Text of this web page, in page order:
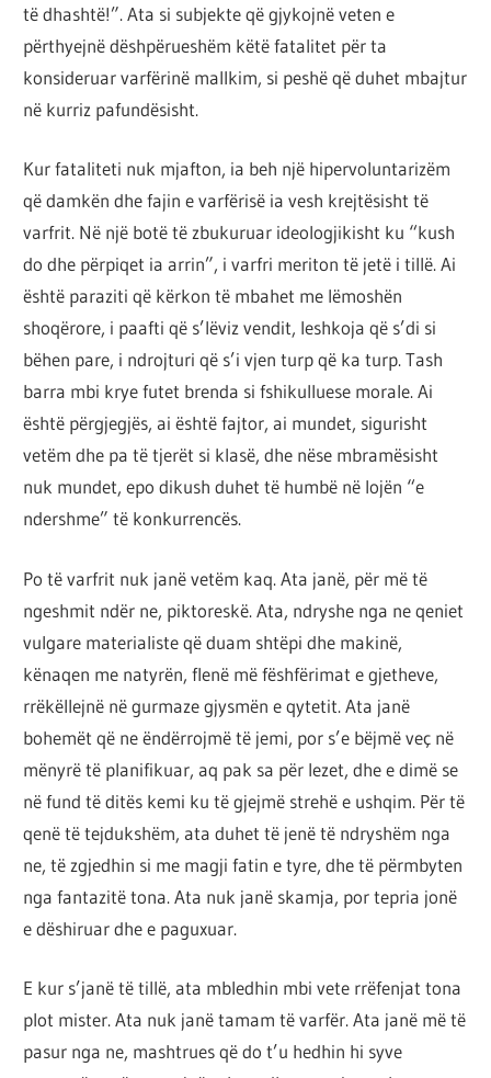
të dhashtë!”. Ata si subjekte që gjykojnë veten e
përthyejnë dëshpërueshëm këtë fatalitet për ta
konsideruar varfërinë mallkim, si peshë që duhet mbajtur
në kurriz pafundësisht.
Kur fataliteti nuk mjafton, ia beh një hipervoluntarizëm
që damkën dhe fajin e varfërisë ia vesh krejtësisht të
varfrit. Në një botë të zbukuruar ideologjikisht ku “kush
do dhe përpiqet ia arrin”, i varfri meriton të jetë i tillë. Ai
është paraziti që kërkon të mbahet me lëmoshën
shoqërore, i paafti që s’lëviz vendit, leshkoja që s’di si
bëhen pare, i ndrojturi që s’i vjen turp që ka turp. Tash
barra mbi krye futet brenda si fshikulluese morale. Ai
është përgjegjës, ai është fajtor, ai mundet, sigurisht
vetëm dhe pa të tjerët si klasë, dhe nëse mbramësisht
nuk mundet, epo dikush duhet të humbë në lojën “e
ndershme” të konkurrencës.
Po të varfrit nuk janë vetëm kaq. Ata janë, për më të
ngeshmit ndër ne, piktoreskë. Ata, ndryshe nga ne qeniet
vulgare materialiste që duam shtëpi dhe makinë,
kënaqen me natyrën, flenë më fëshfërimat e gjetheve,
rrëkëllejnë në gurmaze gjysmën e qytetit. Ata janë
bohemët që ne ëndërrojmë të jemi, por s’e bëjmë veç në
mënyrë të planifikuar, aq pak sa për lezet, dhe e dimë se
në fund të ditës kemi ku të gjejmë strehë e ushqim. Për të
qenë të tejdukshëm, ata duhet të jenë të ndryshëm nga
ne, të zgjedhin si me magji fatin e tyre, dhe të përmbyten
nga fantazitë tona. Ata nuk janë skamja, por tepria jonë
e dëshiruar dhe e paguxuar.
E kur s’janë të tillë, ata mbledhin mbi vete rrëfenjat tona
plot mister. Ata nuk janë tamam të varfër. Ata janë më të
pasur nga ne, mashtrues që do t’u hedhin hi syve